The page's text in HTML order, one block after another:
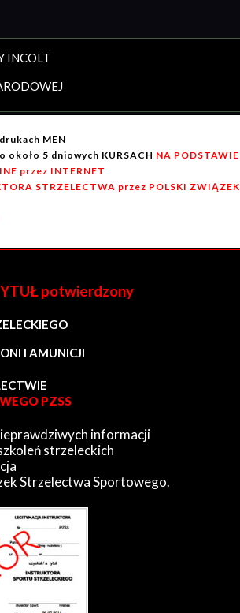
INCOLT
MEN
około 5 dniowych KURSACH NA PODSTAWIE
przez INTERNET
STRZELECTWA przez POLSKI ZWIĄZEK
potwierdzony
I AMUNICJI
PZSS
informacji
strzeleckich
Strzelectwa Sportowego.